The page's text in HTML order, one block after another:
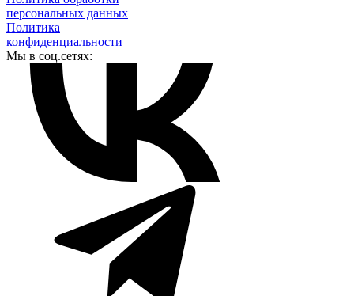
персональных данных
Политика
конфиденциальности
Мы в соц.сетях: